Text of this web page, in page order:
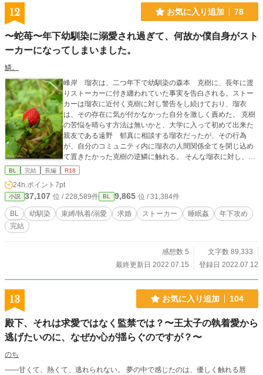
12 お気に入り追加 78
〜蛇苺〜年下幼馴染に溺愛され過ぎて、何故か僕自身がスト
ーカーになってしまいました。
鱗。
峰岸 瑠衣は、二つ年下で幼馴染の森本 克樹に、長年に渡
りストーカーに付き纏われていた事実を告白される。ストー
カーは瑠衣に近付く克樹に対し警告をし続けており、瑠衣
は、その存在に気が付かなかった自分を激しく責めた。 克樹
の苦悩を晴らす方法は無いかと、大学に入って初めて出来た
親友である遠野 郁真に相談する瑠衣だったが、その行為
が、自分のコミュニティ内に瑠衣の人間関係全てを閉じ込め
て置きたかった克樹の逆鱗に触れる。 そんな瑠衣に対し、克
樹は、自身に付き纏い続けてきたストーカーの正体が、瑠衣
を訪れては、『峰岸 瑠衣を解放せよ』という警告文を郵便
受けに投函していく瑠衣を、記憶が無い事を利用して毎晩激
しく犯し続けていた事実を、克樹は、監視カメラで撮影し続
けてきた動画を通して、瑠衣に突きつけるのであった。 年下
の為、苦手な方は御遠慮下さい。 ❇︎加筆修正し、再アップし
BL 完結 長編 R18
24h.ポイント 7pt
小説 37,107 位 / 228,589件 BL 9,865 位 / 31,384件
BL 幼馴染 束縛/執着/溺愛 求婚 ストーカー 睡眠姦
年下攻め
完結
感想数 5
文字数 89,333
最終更新日 2022.07.15
登録日 2022.07.12
13 お気に入り追加 104
殿下、それは求愛ではなく監禁では？〜王太子の執着愛から
逃げたいのに、なぜか心が揺らぐのですが？〜
のち
——甘くて、熱くて、逃れられない。 夢の中で感じたのは、優しく触れる唇